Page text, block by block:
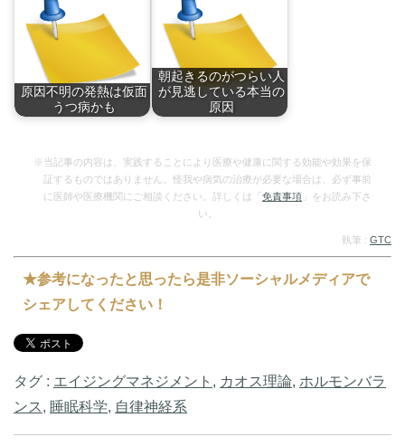
ソ…
原因不明の発熱は仮面
うつ病かも
朝起きるのがつらい人
が見逃している本当の
原因
※当記事の内容は、実践することにより医療や健康に関する効能や効果を保
証するものではありません。怪我や病気の治療が必要な場合は、必ず事前
に医師や医療機関にご相談ください。詳しくは「 免責事項 」をお読み下さ
い。
執筆 : GTC
★参考になったと思ったら是非ソーシャルメディアで
シェアしてください！
タグ : エイジングマネジメント , カオス理論, ホルモンバラ
ンス , 睡眠科学, 自律神経系